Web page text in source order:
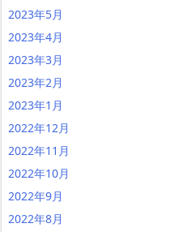
2023年5月
2023年4月
2023年3月
2023年2月
2023年1月
2022年12月
2022年11月
2022年10月
2022年9月
2022年8月